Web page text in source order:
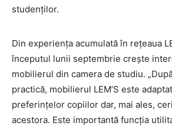
studenților.
Din experienţa acumulată în reţeaua
începutul lunii septembrie creşte
mobilierul din camera de studiu.
practică, mobilierul LEM’S este
preferințelor copiilor dar, mai ales,
acestora. Este importantă funcţia